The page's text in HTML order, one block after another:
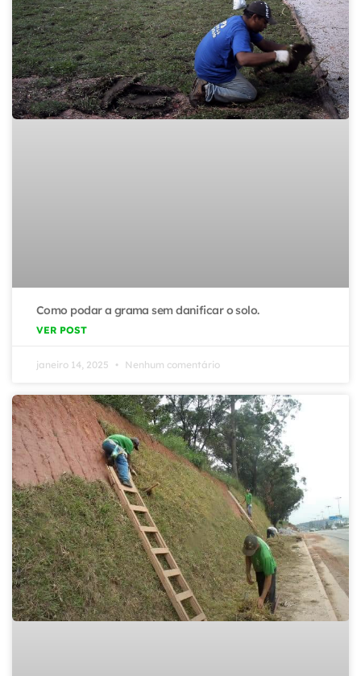
Como podar a grama sem danificar o solo.
VER POST
janeiro 14, 2025 Nenhum comentário